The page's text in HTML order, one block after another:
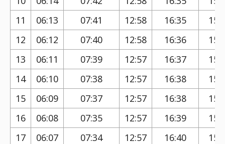
11
06:13 07:41 12:58 16:35
12
06:12 07:40 12:58 16:36
13
06:11 07:39 12:57 16:37
14
06:10 07:38 12:57 16:38
15
06:09 07:37 12:57 16:38
16
06:08 07:35 12:57 16:39
17
06:07 07:34 12:57 16:40